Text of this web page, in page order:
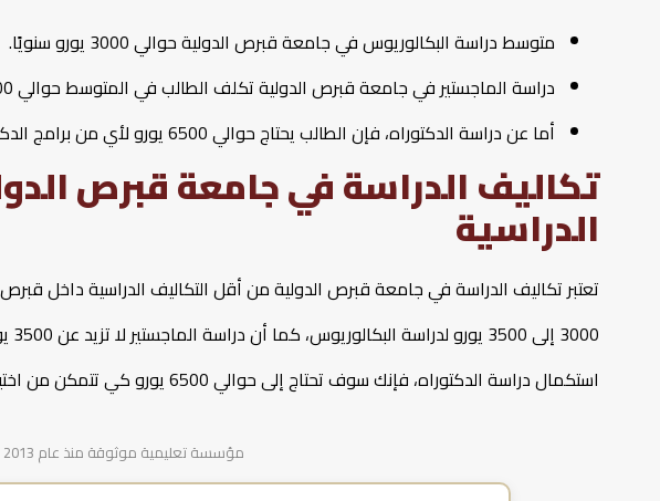
متوسط دراسة البكالوريوس في جامعة قبرص الدولية حوالي 3000 يورو سنويًا.
دراسة الماجستير في جامعة قبرص الدولية تكلف الطالب في المتوسط حوالي 3500 يورو للبرنامج بالكامل.
أما عن دراسة الدكتوراه، فإن الطالب يحتاج حوالي 6500 يورو لأي من برامج الدكتوراه المختلفة.
تكاليف الدراسة في جامعة قبرص
الدراسية
تعتبر تكاليف الدراسة في جامعة قبرص الدولية من أقل التكاليف الدراسية داخل قبرص
استكمال دراسة الدكتوراه، فإنك سوف تحتاج إلى حوالي 6500 يورو كي تتمكن من اختيار البرنامج المناسب لك.
مؤسسة تعليمية موثوقة منذ عام 2013